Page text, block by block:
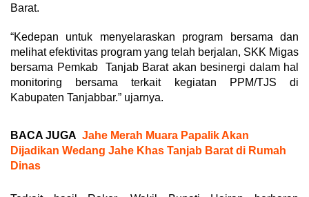
Barat.
“Kedepan untuk menyelaraskan program bersama dan
melihat efektivitas program yang telah berjalan, SKK Migas
bersama Pemkab Tanjab Barat akan besinergi dalam hal
monitoring bersama terkait kegiatan PPM/TJS di
Kabupaten Tanjabbar.” ujarnya.
BACA JUGA Jahe Merah Muara Papalik Akan
Dijadikan Wedang Jahe Khas Tanjab Barat di Rumah
Dinas